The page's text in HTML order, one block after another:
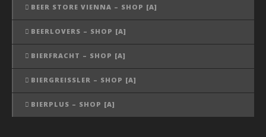
BEER STORE VIENNA – SHOP [A]
BEERLOVERS – SHOP [A]
BIERFRACHT – SHOP [A]
BIERGREISSLER – SHOP [A]
BIERPLUS – SHOP [A]